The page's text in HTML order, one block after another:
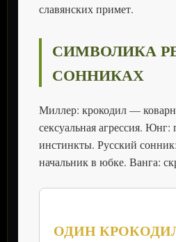
славянских примет.
СИМВОЛИКА
СОННИКАХ
Миллер: крокодил —
сексуальная агрессия.
инстинкты. Русский
начальник в юбке. Ванга:
ОДИН